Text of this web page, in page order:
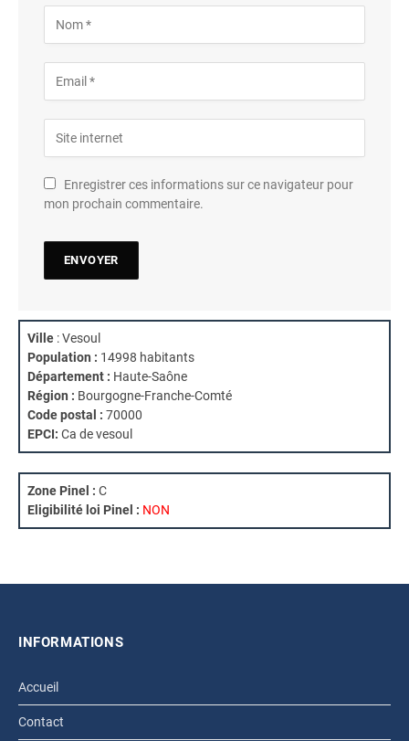
Enregistrer ces informations sur ce navigateur pour
mon prochain commentaire.
Ville : Vesoul
Population : 14998 habitants
Département : Haute-Saône
Région : Bourgogne-Franche-Comté
Code postal : 70000
EPCI: Ca de vesoul
Zone Pinel : C
Eligibilité loi Pinel : NON
INFORMATIONS
Accueil
Contact